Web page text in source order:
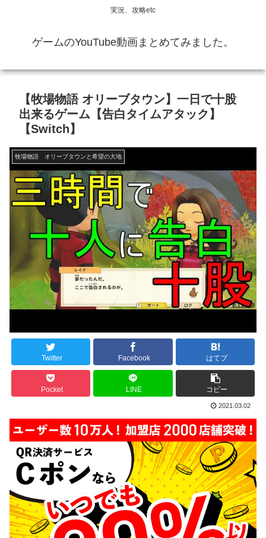
実況、攻略etc
ゲームのYouTube動画まとめてみました。
【牧場物語 オリーブタウン】一日で十股
出来るゲーム【告白タイムアタック】
【Switch】
牧場物語 オリーブタウンと希望の大地
Twitter Facebook はてブ
Pocket LINE コピー
2021.03.02